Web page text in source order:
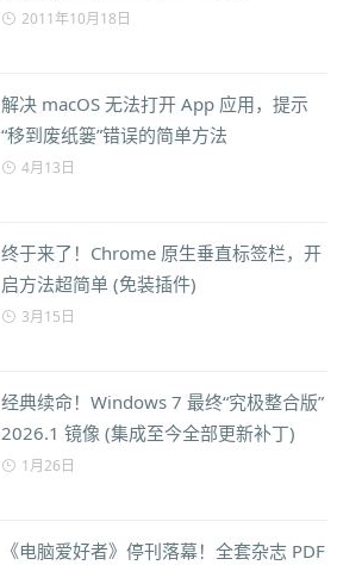
2011年10月18日
解决 macOS 无法打开 App 应用，提示
“移到废纸篓”错误的简单方法
4月13日
终于来了！Chrome 原生垂直标签栏，开
启方法超简单 (免装插件)
3月15日
经典续命！Windows 7 最终“究极整合版”
2026.1 镜像 (集成至今全部更新补丁)
1月26日
《电脑爱好者》停刊落幕！全套杂志 PDF